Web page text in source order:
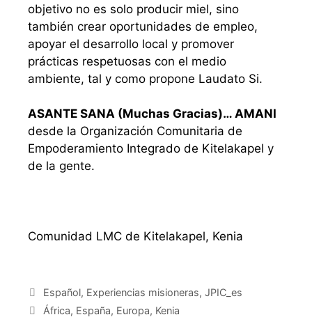
objetivo no es solo producir miel, sino
también crear oportunidades de empleo,
apoyar el desarrollo local y promover
prácticas respetuosas con el medio
ambiente, tal y como propone Laudato Si.
ASANTE SANA (Muchas Gracias)… AMANI
desde la Organización Comunitaria de
Empoderamiento Integrado de Kitelakapel y
de la gente.
Comunidad LMC de Kitelakapel, Kenia
Español, Experiencias misioneras, JPIC_es
África, España, Europa, Kenia